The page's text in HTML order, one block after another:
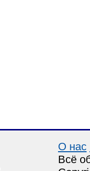
О нас
Всё